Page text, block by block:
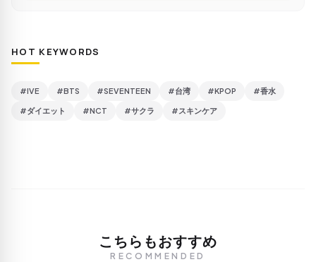
HOT KEYWORDS
#IVE #BTS #SEVENTEEN #台湾 #KPOP #香水
#ダイエット #NCT #サクラ #スキンケア
こちらもおすすめ
RECOMMENDED